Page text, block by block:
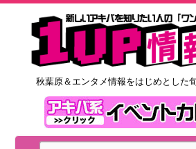
秋葉原＆エンタメ情報をはじめとした